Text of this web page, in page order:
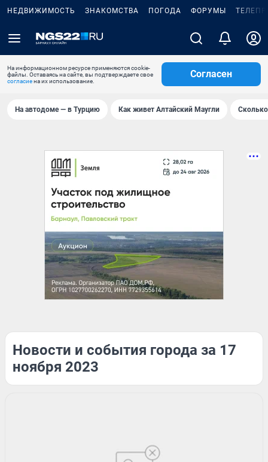
НЕДВИЖИМОСТЬ ЗНАКОМСТВА ПОГОДА ФОРУМЫ
На информационном ресурсе применяются cookie-
файлы. Оставаясь на сайте, вы подтверждаете свое
согласиена их использование.
Согласен
На автодоме — в Турцию Как живет Алтайский Маугли
Новости и события города за 17
ноября 2023